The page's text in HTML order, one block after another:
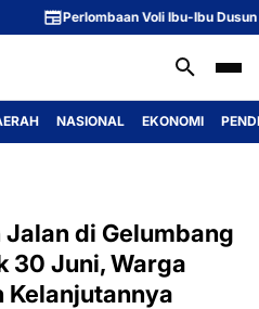
Perlombaan Voli Ibu-Ibu Dusun 1
NASIONAL EKONOMI
di Gelumbang
30 Juni, Warga
Kelanjutannya‎